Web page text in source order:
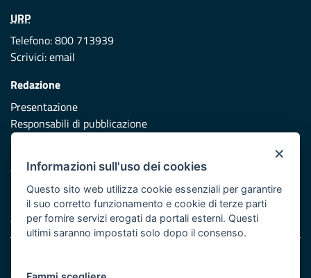
URP
Telefono: 800 713939
Scrivici:email
Redazione
Presentazione
Responsabili di pubblicazione
Vai al sito di Protezione Civile Puglia
Iniziativa finanziata con risorse del POR Puglia 2014/2020 -
Asse XI
Cookie e privacy
×
Informazioni sull'uso dei cookies
Questo sito web utilizza cookie essenziali per garantire
il suo corretto funzionamento e cookie di terze parti
per fornire servizi erogati da portali esterni. Questi
ultimi saranno impostati solo dopo il consenso.